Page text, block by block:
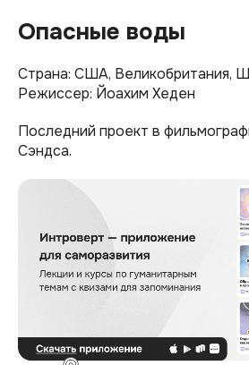
Опасные воды
Страна: США, Великобритания,
Режиссер: Йоахим Хеден
Последний проект в
Сэндса.